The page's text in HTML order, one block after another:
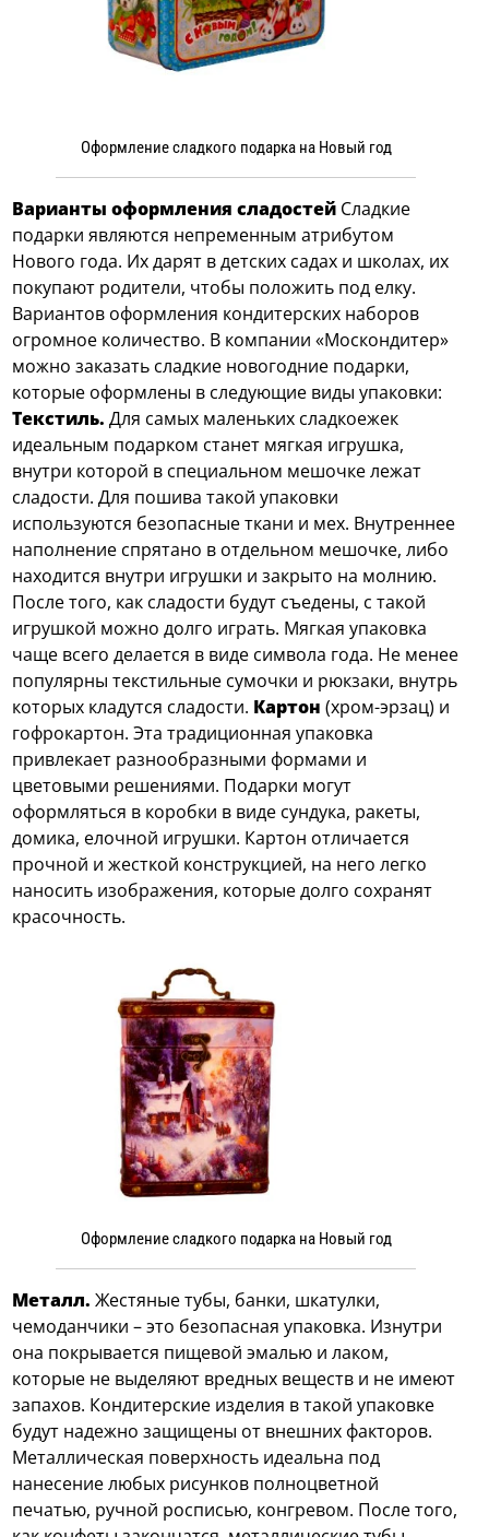
Оформление сладкого подарка на Новый год
Варианты оформления сладостей Сладкие
подарки являются непременным атрибутом
Нового года. Их дарят в детских садах и школах, их
покупают родители, чтобы положить под елку.
Вариантов оформления кондитерских наборов
огромное количество. В компании «Москондитер»
можно заказать сладкие новогодние подарки,
которые оформлены в следующие виды упаковки:
Текстиль. Для самых маленьких сладкоежек
идеальным подарком станет мягкая игрушка,
внутри которой в специальном мешочке лежат
сладости. Для пошива такой упаковки
используются безопасные ткани и мех. Внутреннее
наполнение спрятано в отдельном мешочке, либо
находится внутри игрушки и закрыто на молнию.
После того, как сладости будут съедены, с такой
игрушкой можно долго играть. Мягкая упаковка
чаще всего делается в виде символа года. Не менее
популярны текстильные сумочки и рюкзаки, внутрь
которых кладутся сладости. Картон (хром-эрзац) и
гофрокартон. Эта традиционная упаковка
привлекает разнообразными формами и
цветовыми решениями. Подарки могут
оформляться в коробки в виде сундука, ракеты,
домика, елочной игрушки. Картон отличается
прочной и жесткой конструкцией, на него легко
наносить изображения, которые долго сохранят
красочность.
Оформление сладкого подарка на Новый год
Металл. Жестяные тубы, банки, шкатулки,
чемоданчики – это безопасная упаковка. Изнутри
она покрывается пищевой эмалью и лаком,
которые не выделяют вредных веществ и не имеют
запахов. Кондитерские изделия в такой упаковке
будут надежно защищены от внешних факторов.
Металлическая поверхность идеальна под
нанесение любых рисунков полноцветной
печатью, ручной росписью, конгревом. После того,